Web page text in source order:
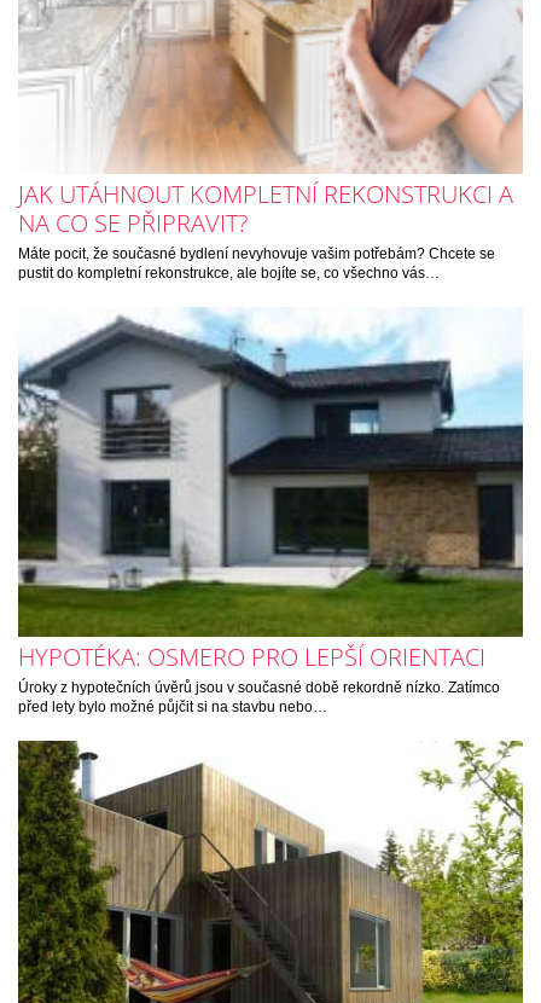
JAK UTÁHNOUT KOMPLETNÍ REKONSTRUKCI A
NA CO SE PŘIPRAVIT?
Máte pocit, že současné bydlení nevyhovuje vašim potřebám? Chcete se
pustit do kompletní rekonstrukce, ale bojíte se, co všechno vás…
HYPOTÉKA: OSMERO PRO LEPŠÍ ORIENTACI
Úroky z hypotečních úvěrů jsou v současné době rekordně nízko. Zatímco
před lety bylo možné půjčit si na stavbu nebo…